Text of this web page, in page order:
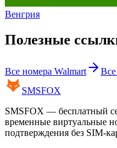
Венгрия
Полезные
Все номера Walmart
SMSFOX
SMSFOX — бесплатный
временные виртуальные
подтверждения без SIM-